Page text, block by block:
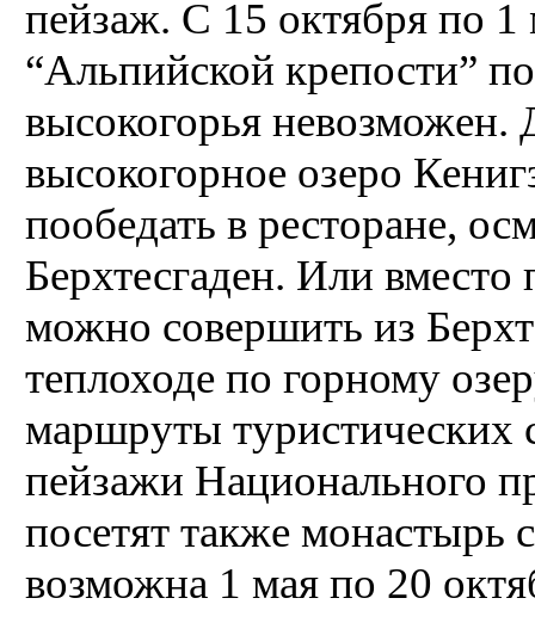
пейзаж. С 15 октября по
“Альпийской крепости”
высокогорья невозможен.
высокогорное озеро
пообедать в ресторане,
Берхтесгаден. Или
можно совершить из
теплоходе по горному
маршруты туристических
пейзажи Национального
посетят также монастырь
возможна 1 мая по 20